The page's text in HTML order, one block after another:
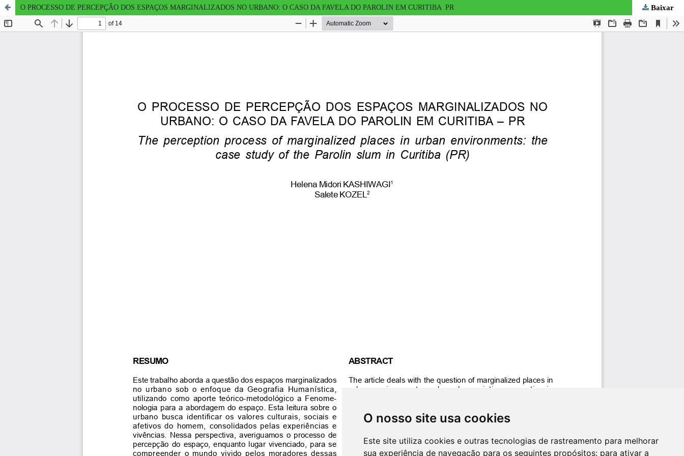
O nosso site usa cookies
Este site utiliza cookies e outras tecnologias de rastreamento para melhorar
sua experiência de navegação para os seguintes propósitos: para ativar a
O PROCESSO DE PERCEPÇÃO DOS ESPAÇOS MARGINALIZADOS NO URBANO: O CASO DA FAVELA DO PAROLIN EM CURITIBA  PR Baixar